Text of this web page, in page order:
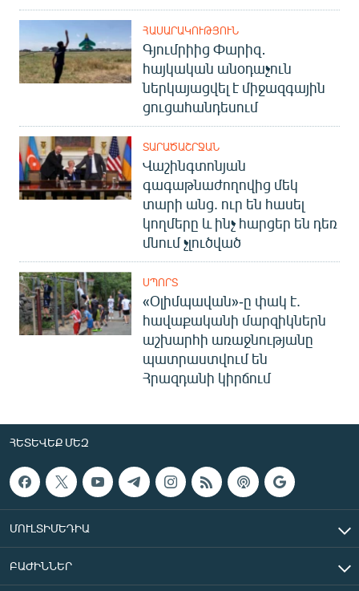
ՀԱՍԱՐԱԿՈՒԹՅՈՒՆ
Գյումրիից Փարիզ․
հայկական անօդաչուն
ներկայացվել է միջազգային
ցուցահանդեսում
ՏԱՐԱԾԱՇՐՋԱՆ
Վաշինգտոնյան
գագաթնաժողովից մեկ
տարի անց. ուր են հասել
կողմերը և ինչ հարցեր են դեռ
մնում չլուծված
ՍՊՈՐՏ
«Օլիմպավան»-ը փակ է.
հավաքականի մարզիկներն
աշխարհի առաջնությանը
պատրաստվում են
Հրազդանի կիրճում
ՀԵՏԵՎԵՔ ՄԵԶ
ՄՈՒԼՏԻՄԵԴԻԱ
ԲԱԺԻՆՆԵՐ